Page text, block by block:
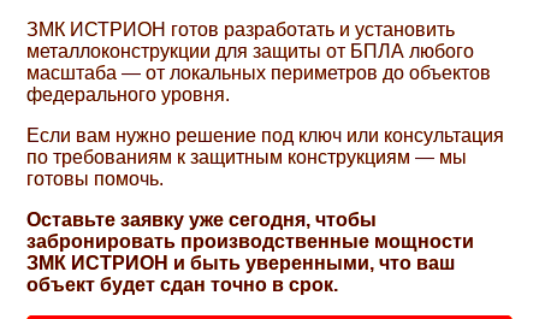
ЗМК ИСТРИОН готов разработать и установить
металлоконструкции для защиты от БПЛА любого
масштаба — от локальных периметров до объектов
федерального уровня.
Если вам нужно решение под ключ или консультация
по требованиям к защитным конструкциям — мы
готовы помочь.
Оставьте заявку уже сегодня, чтобы
забронировать производственные мощности
ЗМК ИСТРИОН и быть уверенными, что ваш
объект будет сдан точно в срок.